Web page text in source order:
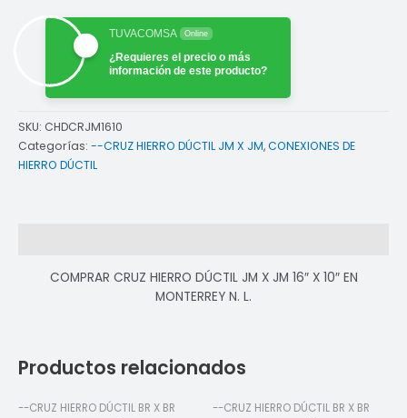
TUVACOMSA Online
¿Requieres el precio o más
información de este producto?
SKU: CHDCRJM1610
Categorías: --CRUZ HIERRO DÚCTIL JM X JM,CONEXIONES DE
HIERRO DÚCTIL
COMPRAR CRUZ HIERRO DÚCTIL JM X JM 16″ X 10″ EN
MONTERREY N. L.
Productos relacionados
--CRUZ HIERRO DÚCTIL BR X BR --CRUZ HIERRO DÚCTIL BR X BR